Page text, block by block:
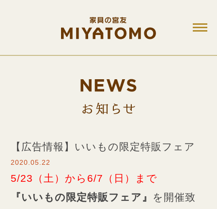
【広告情報】いいもの限定特販フェア
2020.05.22
5/23（土）から6/7（日）まで
『いいもの限定特販フェア』 を開催致